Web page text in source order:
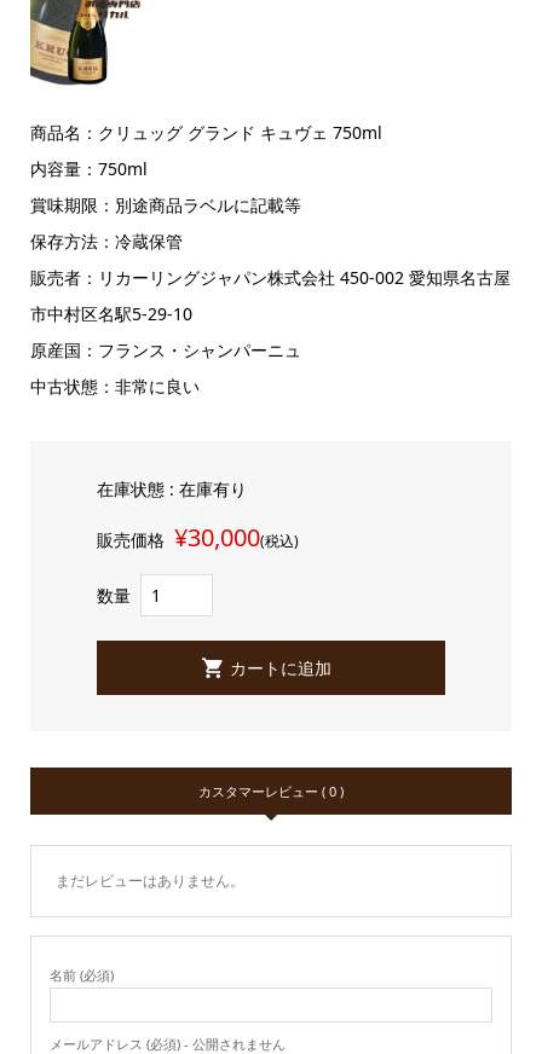
商品名：クリュッグ グランド キュヴェ 750ml
内容量：750ml
賞味期限：別途商品ラベルに記載等
保存方法：冷蔵保管
販売者：リカーリングジャパン株式会社 450-002 愛知県名古屋
市中村区名駅5-29-10
原産国：フランス・シャンパーニュ
中古状態：非常に良い
在庫状態 : 在庫有り
販売価格 ¥30,000(税込)
数量
カスタマーレビュー ( 0 )
まだレビューはありません。
名前 (必須)
メールアドレス (必須) - 公開されません